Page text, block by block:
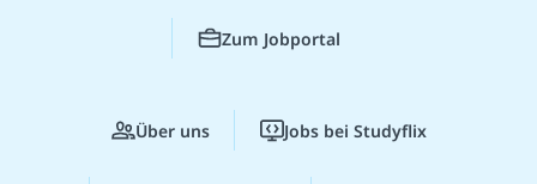
Zum Jobportal
Über uns Jobs bei Studyflix